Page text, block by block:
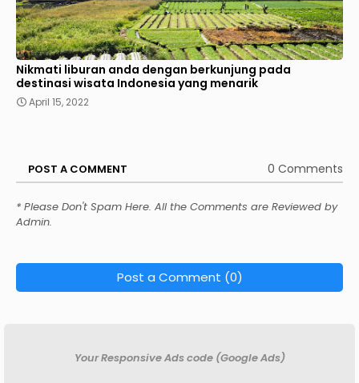
Nikmati liburan anda dengan berkunjung pada
destinasi wisata Indonesia yang menarik
April 15, 2022
POST A COMMENT 0 Comments
* Please Don't Spam Here. All the Comments are Reviewed by
Admin.
Post a Comment (0)
Your Responsive Ads code (Google Ads)